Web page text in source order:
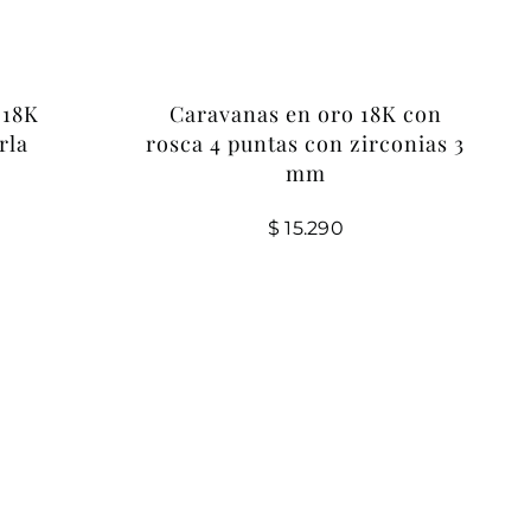
Caravanas en oro 18K con
rosca 4 puntas con zirconias 3
mm
$ 15.290